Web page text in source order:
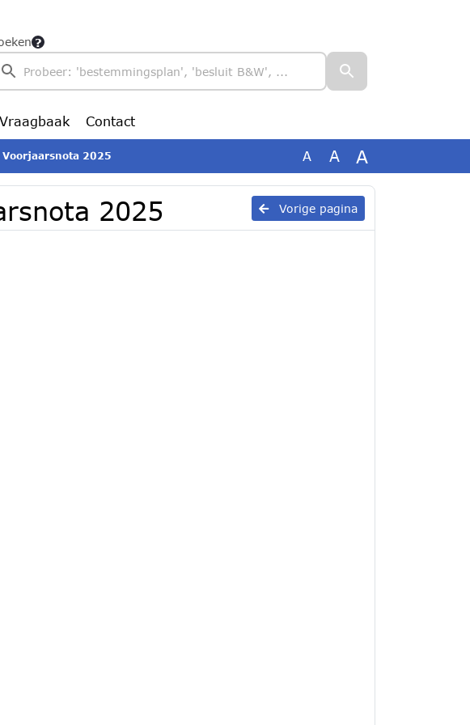
Vraagbaak Contact
Voorjaarsnota 2025 A A A
Vorige pagina
2025